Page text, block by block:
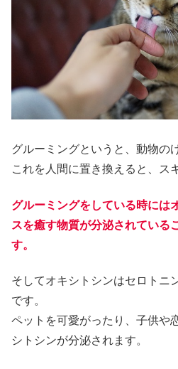
グルーミングというと、動物の
これを人間に置き換えると、ス
グルーミングをしている時には
スを癒す物質が分泌されている
す。
そしてオキシトシンはセロトニ
です。
ペットを可愛がったり、子供や
シトシンが分泌されます。